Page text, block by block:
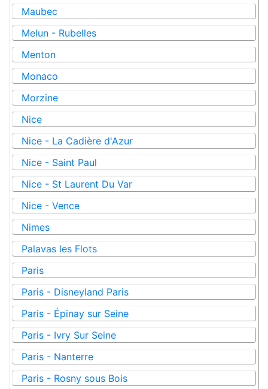
Maubec
Melun - Rubelles
Menton
Monaco
Morzine
Nice
Nice - La Cadière d'Azur
Nice - Saint Paul
Nice - St Laurent Du Var
Nice - Vence
Nimes
Palavas les Flots
Paris
Paris - Disneyland Paris
Paris - Épinay sur Seine
Paris - Ivry Sur Seine
Paris - Nanterre
Paris - Rosny sous Bois